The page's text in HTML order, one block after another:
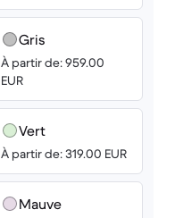
Gris
À partir de: 959.00
EUR
Vert
À partir de: 319.00 EUR
Mauve